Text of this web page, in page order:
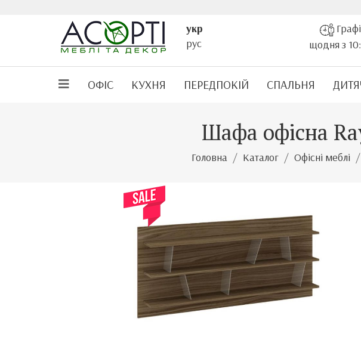
укр
рус
щодня з
ОФІС КУХНЯ ПЕРЕДПОКІЙ СПАЛЬНЯ
Шафа офісна
Головна Каталог Офісні меблі